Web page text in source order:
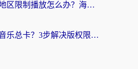
央视影音海外地区限制播放怎么办？海外党亲测有效的回国加速指南
海外用网易云音乐总卡？3步解决版权限制+卡顿，还能听喜马拉雅！